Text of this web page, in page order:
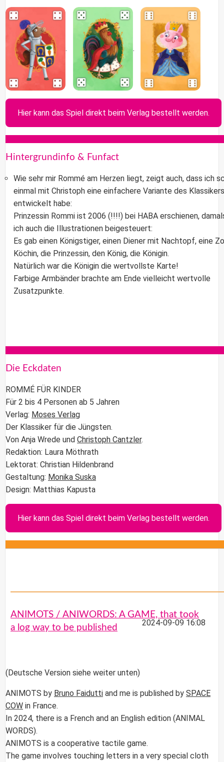
. .
Hier kann das Spiel direkt beim Verlag bestellt werden.
Hintergrundinfo & Funfact
Wie sehr mir Rommé am Herzen liegt, zeigt auch, dass ich
einmal mit Christoph eine einfachere Variante des Klassikers
entwickelt habe:
Prinzessin Rommi ist 2006 (!!!!) bei HABA erschienen,
ich auch die Illustrationen beigesteuert:
Es gab einen Königstiger, einen Diener mit Nachtopf, eine
Köchin, die Prinzessin, den König, die Königin.
Natürlich war die Königin die wertvollste Karte!
Farbige Armbänder brachte am Ende vielleicht wertvolle
Zusatzpunkte.
Die Eckdaten
ROMMÉ FÜR KINDER
Für 2 bis 4 Personen ab 5 Jahren
Verlag: Moses Verlag
Der Klassiker für die Jüngsten.
Von Anja Wrede und Christoph Cantzler.
Redaktion: Laura Möthrath
Lektorat: Christian Hildenbrand
Gestaltung: Monika Suska
Design: Matthias Kapusta
Hier kann das Spiel direkt beim Verlag bestellt werden.
2024-09-09 16:08
ANIMOTS / ANIWORDS: A GAME, that took
a log way to be published
(Deutsche Version siehe weiter unten)
ANIMOTS by Bruno Faidutti and me is published by SPACE
COW in France.
In 2024, there is a French and an English edition (ANIMAL
WORDS).
ANIMOTS is a cooperative tactile game.
The game involves touching letters in a very special cloth